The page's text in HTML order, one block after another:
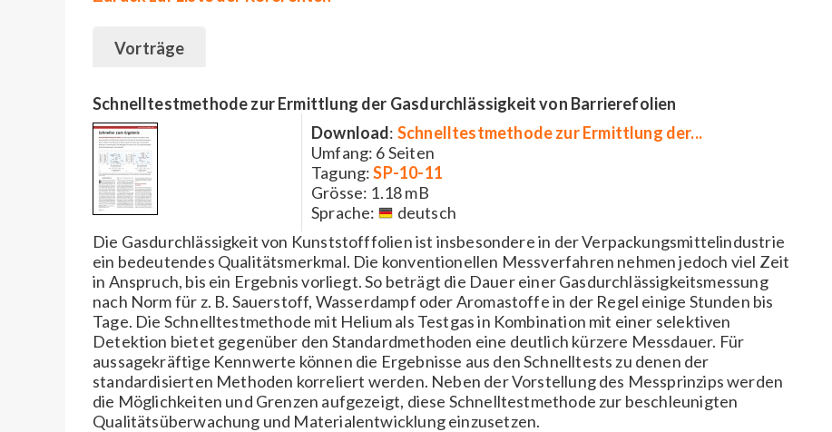
Vorträge
Schnelltestmethode zur Ermittlung der Gasdurchlässigkeit von Barrierefolien
Download: Schnelltestmethode zur Ermittlung der...
Umfang: 6 Seiten
Tagung:SP-10-11
Grösse: 1.18 mB
Sprache:
deutsch
Die Gasdurchlässigkeit von Kunststofffolien ist insbesondere in der Verpackungsmittelindustrie
ein bedeutendes Qualitätsmerkmal. Die konventionellen Messverfahren nehmen jedoch viel Zeit
in Anspruch, bis ein Ergebnis vorliegt. So beträgt die Dauer einer Gasdurchlässigkeitsmessung
nach Norm für z. B. Sauerstoff, Wasserdampf oder Aromastoffe in der Regel einige Stunden bis
Tage. Die Schnelltestmethode mit Helium als Testgas in Kombination mit einer selektiven
Detektion bietet gegenüber den Standardmethoden eine deutlich kürzere Messdauer. Für
aussagekräftige Kennwerte können die Ergebnisse aus den Schnelltests zu denen der
standardisierten Methoden korreliert werden. Neben der Vorstellung des Messprinzips werden
die Möglichkeiten und Grenzen aufgezeigt, diese Schnelltestmethode zur beschleunigten
Qualitätsüberwachung und Materialentwicklung einzusetzen.